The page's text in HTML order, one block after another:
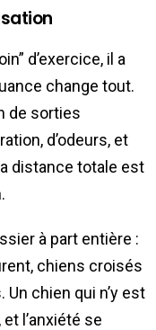
d’exercice, il a
change tout.
de sorties
d’odeurs, et
distance totale est
à part entière :
chiens croisés
chien qui n’y est
l’anxiété se